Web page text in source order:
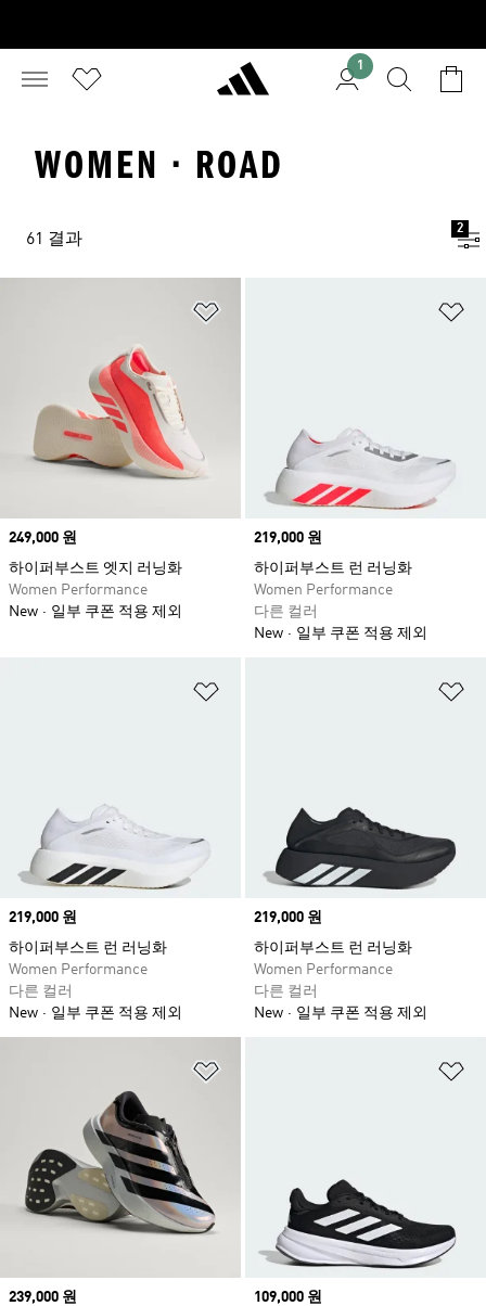
1
WOMEN · ROAD
61 결과
2
Price
249,000 원
하이퍼부스트 엣지 러닝화
Women Performance
New
일부 쿠폰 적용 제외
Price
219,000 원
하이퍼부스트 런 러닝화
Women Performance
다른 컬러
New
일부 쿠폰 적용 제외
Price
219,000 원
하이퍼부스트 런 러닝화
Women Performance
다른 컬러
New
일부 쿠폰 적용 제외
Price
219,000 원
하이퍼부스트 런 러닝화
Women Performance
다른 컬러
New
일부 쿠폰 적용 제외
Price
239,000 원
Price
109,000 원